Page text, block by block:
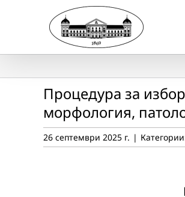
Процедура за
морфология,
26 септември 2025 г. |